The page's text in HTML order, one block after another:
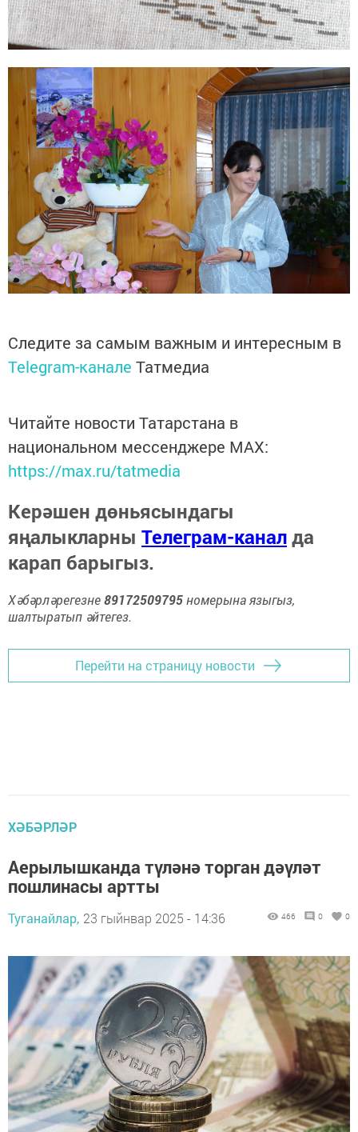
Следите за самым важным и интересным в
Telegram-канале Татмедиа
Читайте новости Татарстана в
национальном мессенджере MАХ:
https://max.ru/tatmedia
Керәшен дөньясындагы
яңалыкларны Телеграм-каналда
карап барыгыз.
Хәбәрләрегезне89172509795номерына языгыз,
шалтыратып әйтегез.
Перейти на страницу новости
ХӘБӘРЛӘР
Аерылышканда түләнә торган дәүләт
пошлинасы артты
Туганайлар, 23 гыйнвар 2025 - 14:36 466 0 0